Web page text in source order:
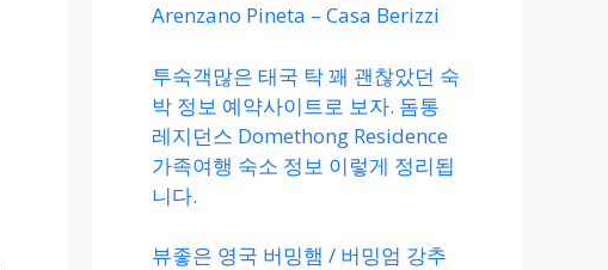
Arenzano Pineta – Casa Berizzi
투숙객많은 태국 탁 꽤 괜찮았던 숙
박 정보 예약사이트로 보자. 돔통
레지던스 Domethong Residence
가족여행 숙소 정보 이렇게 정리됩
니다.
뷰좋은 영국 버밍햄 / 버밍엄 강추